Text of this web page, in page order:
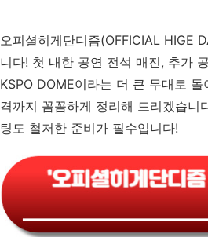
오피셜히게단디즘(OFFICIAL HIGE
니다! 첫 내한 공연 전석 매진, 추가
KSPO DOME이라는 더 큰 무대로
격까지 꼼꼼하게 정리해 드리겠습니
팅도 철저한 준비가 필수입니다!